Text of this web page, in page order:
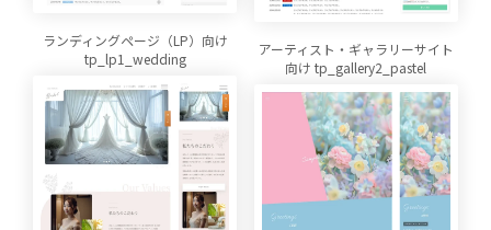
ランディングページ（LP）向け
tp_lp1_wedding
アーティスト・ギャラリーサイト
向け tp_gallery2_pastel